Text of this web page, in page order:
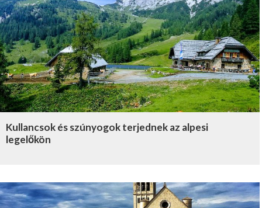
Kullancsok és szúnyogok terjednek az alpesi
legelőkön